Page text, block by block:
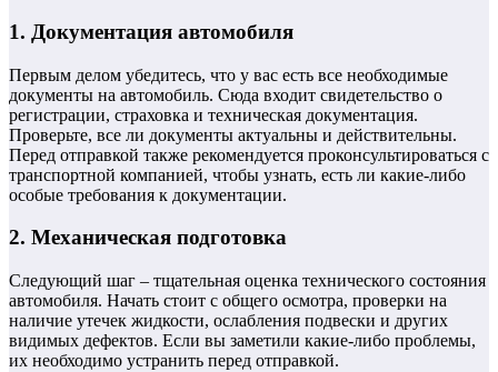
1. Документация автомобиля
Первым делом убедитесь, что у вас есть все необходимые
документы на автомобиль. Сюда входит свидетельство о
регистрации, страховка и техническая документация.
Проверьте, все ли документы актуальны и действительны.
Перед отправкой также рекомендуется проконсультироваться с
транспортной компанией, чтобы узнать, есть ли какие-либо
особые требования к документации.
2. Механическая подготовка
Следующий шаг – тщательная оценка технического состояния
автомобиля. Начать стоит с общего осмотра, проверки на
наличие утечек жидкости, ослабления подвески и других
видимых дефектов. Если вы заметили какие-либо проблемы,
их необходимо устранить перед отправкой.